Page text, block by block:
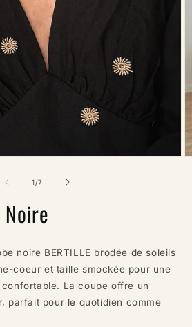
1/de
7
noire BERTILLE brodée de soleils
coeur et taille smockée pour une
La coupe offre un
parfait pour le quotidien comme